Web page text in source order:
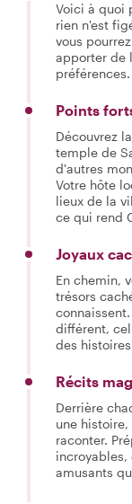
Voici à quoi
rien n'est
vous
apporter de
préférences.
Points
Découvrez
temple de
d'autres
Votre hôte
lieux de la
ce qui rend
Joyaux
En chemin,
trésors
différent,
des
Récits
Derrière
une
raconter.
amusants